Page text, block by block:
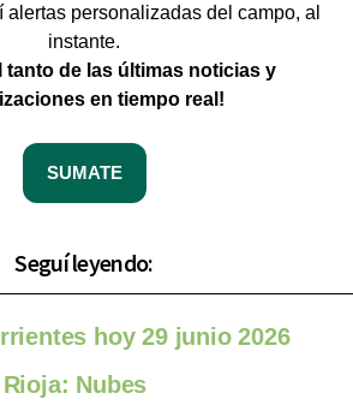
personalizadas del campo, al
instante.
tanto de las últimas noticias y
en tiempo real!
SUMATE
Seguí leyendo:
hoy 29 junio 2026
Nubes